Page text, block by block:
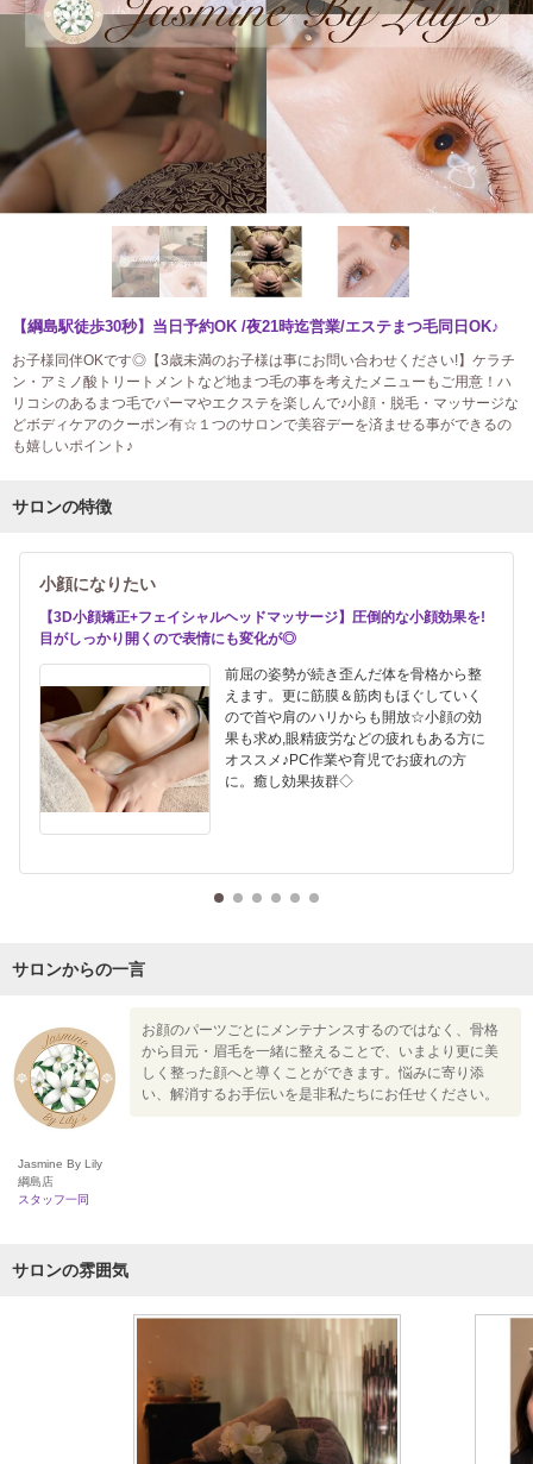
【綱島駅徒歩30秒】当日予約OK /夜21時迄営業/エステまつ毛同日OK♪
お子様同伴OKです◎【3歳未満のお子様は事にお問い合わせください!】ケラチ
ン・アミノ酸トリートメントなど地まつ毛の事を考えたメニューもご用意！ハ
リコシのあるまつ毛でパーマやエクステを楽しんで♪小顔・脱毛・マッサージな
どボディケアのクーポン有☆１つのサロンで美容デーを済ませる事ができるの
も嬉しいポイント♪
サロンの特徴
小顔になりたい
【3D小顔矯正+フェイシャルヘッドマッサージ】圧倒的な小顔効果を!
目がしっかり開くので表情にも変化が◎
前屈の姿勢が続き歪んだ体を骨格から整
えます。更に筋膜＆筋肉もほぐしていく
ので首や肩のハリからも開放☆小顔の効
果も求め,眼精疲労などの疲れもある方に
オススメ♪PC作業や育児でお疲れの方
に。癒し効果抜群◇
サロンからの一言
Jasmine By Lily
綱島店
スタッフ一同
お顔のパーツごとにメンテナンスするのではなく、骨格
から目元・眉毛を一緒に整えることで、いまより更に美
しく整った顔へと導くことができます。悩みに寄り添
い、解消するお手伝いを是非私たちにお任せください。
サロンの雰囲気